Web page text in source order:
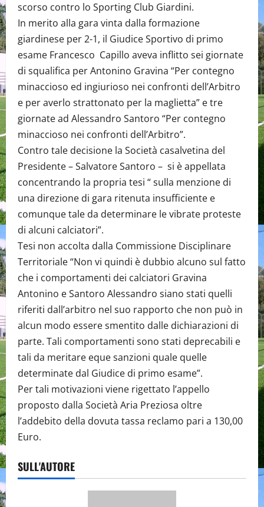
scorso contro lo Sporting Club Giardini.
In merito alla gara vinta dalla formazione
giardinese per 2-1, il Giudice Sportivo di primo
esame Francesco Capillo aveva inflitto sei giornate
di squalifica per Antonino Gravina “Per contegno
minaccioso ed ingiurioso nei confronti dell’Arbitro
e per averlo strattonato per la maglietta” e tre
giornate ad Alessandro Santoro “Per contegno
minaccioso nei confronti dell’Arbitro”.
Contro tale decisione la Società casalvetina del
Presidente – Salvatore Santoro – si è appellata
concentrando la propria tesi “ sulla menzione di
una direzione di gara ritenuta insufficiente e
comunque tale da determinare le vibrate proteste
di alcuni calciatori”.
Tesi non accolta dalla Commissione Disciplinare
Territoriale “Non vi quindi è dubbio alcuno sul fatto
che i comportamenti dei calciatori Gravina
Antonino e Santoro Alessandro siano stati quelli
riferiti dall’arbitro nel suo rapporto che non può in
alcun modo essere smentito dalle dichiarazioni di
parte. Tali comportamenti sono stati deprecabili e
tali da meritare eque sanzioni quale quelle
determinate dal Giudice di primo esame”.
Per tali motivazioni viene rigettato l’appello
proposto dalla Società Aria Preziosa oltre
l’addebito della dovuta tassa reclamo pari a 130,00
Euro.
SULL'AUTORE